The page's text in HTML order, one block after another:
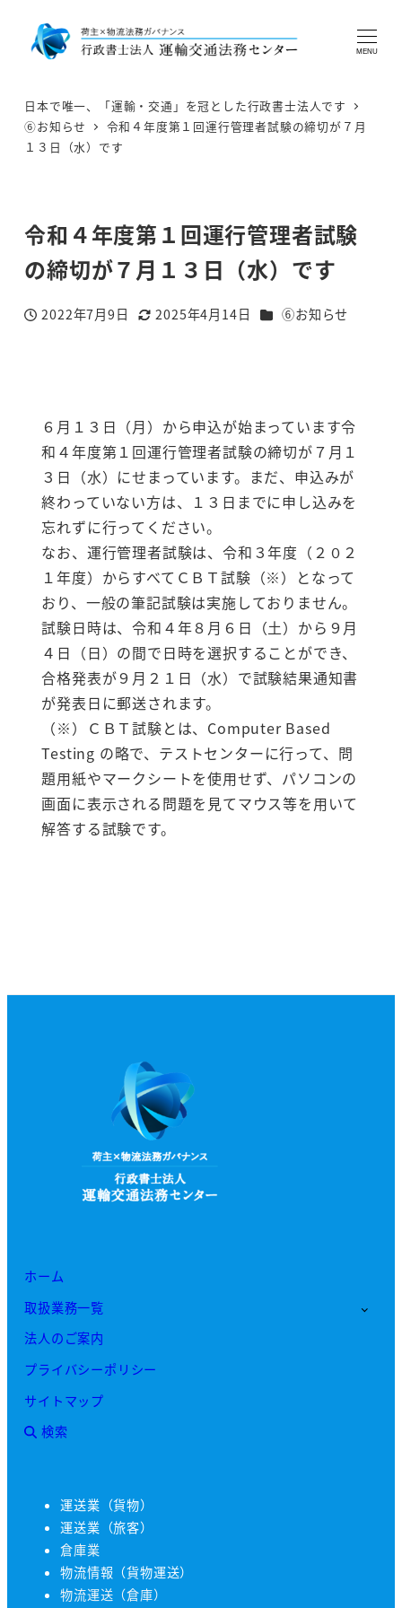
MENU
日本で唯一、「運輸・交通」を冠とした行政書士法人です
⑥お知らせ
令和４年度第１回運行管理者試験の締切が７月
１３日（水）です
令和４年度第１回運行管理者試験
の締切が７月１３日（水）です
投稿日
2022年7月9日
更新日
2025年4月14日 カテゴリー
⑥お知らせ
６月１３日（月）から申込が始まっています令
和４年度第１回運行管理者試験の締切が７月１
３日（水）にせまっています。まだ、申込みが
終わっていない方は、１３日までに申し込みを
忘れずに行ってください。
なお、運行管理者試験は、令和３年度（２０２
１年度）からすべてＣＢＴ試験（※）となって
おり、一般の筆記試験は実施しておりません。
試験日時は、令和４年８月６日（土）から９月
４日（日）の間で日時を選択することができ、
合格発表が９月２１日（水）で試験結果通知書
が発表日に郵送されます。
（※）ＣＢＴ試験とは、Computer Based
Testing の略で、テストセンターに行って、問
題用紙やマークシートを使用せず、パソコンの
画面に表示される問題を見てマウス等を用いて
解答する試験です。
ホーム
取扱業務一覧
法人のご案内
プライバシーポリシー
サイトマップ
検索
運送業（貨物）
運送業（旅客）
倉庫業
物流情報（貨物運送）
物流運送（倉庫）